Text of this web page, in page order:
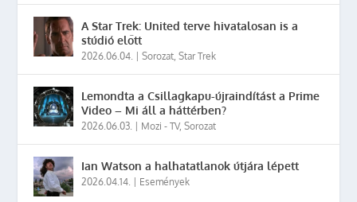
A Star Trek: United terve hivatalosan is a
stúdió előtt
2026.06.04. |Sorozat,Star Trek
Lemondta a Csillagkapu-újraindítást a Prime
Video – Mi áll a háttérben?
2026.06.03. Mozi - TV,Sorozat
Ian Watson a halhatatlanok útjára lépett
2026.04.14. Események